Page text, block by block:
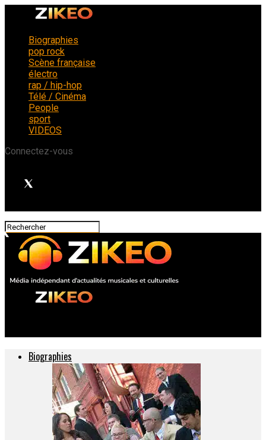
Biographies
pop rock
Scène française
électro
rap / hip-hop
Télé / Cinéma
People
sport
VIDEOS
Connectez-vous
Biographies